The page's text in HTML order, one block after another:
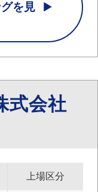
を見
式会社
上場区分